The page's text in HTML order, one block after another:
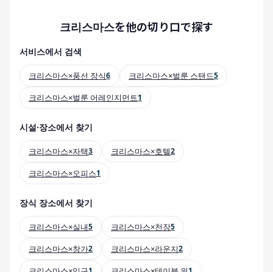
크리스마스を他の切り口で探す
서비스에서 검색
크리스마스×풍선 장식6 크리스마스×벌룬 스탠드5
크리스마스×벌룬 어레인지먼트1
시설·장소에서 찾기
크리스마스×자택3 크리스마스×호텔2
크리스마스×오피스1
장식 장소에서 찾기
크리스마스×실내5 크리스마스×천장5
크리스마스×창가2 크리스마스×라운지2